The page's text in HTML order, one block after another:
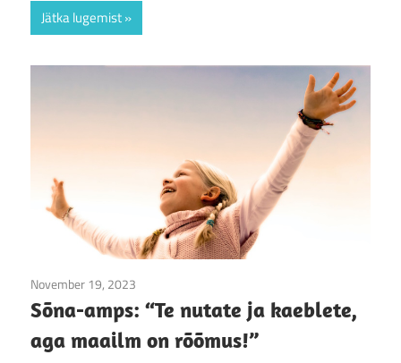
Jätka lugemist
November 19, 2023
Sõna-amps: “Te nutate ja kaeblete,
aga maailm on rõõmus!”